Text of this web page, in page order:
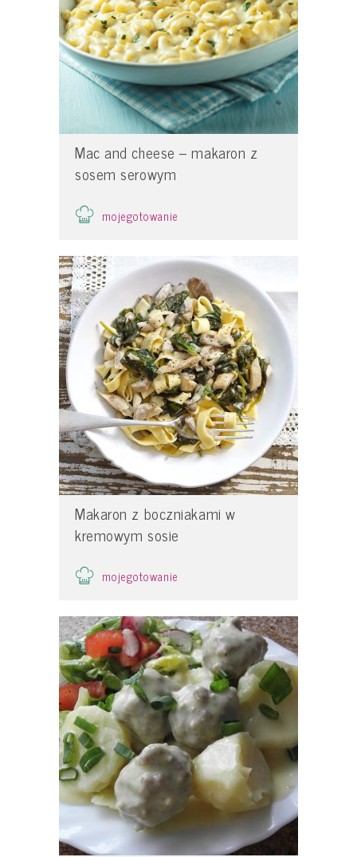
Mac and cheese – makaron z
sosem serowym
mojegotowanie
Makaron z boczniakami w
kremowym sosie
mojegotowanie